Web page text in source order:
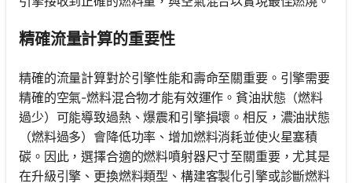
精確流量計算的重要性
精確的流量計算對於引擎性能和壽命至關重要。引擎需要
精確的空氣-燃料混合物才能有效運作。貧油狀態（燃料
過少）可能導致過熱、爆震和引擎損壞。相反，濃油狀態
（燃料過多）會降低功率、增加燃料消耗並使火星塞積
碳。因此，選擇合適的燃料噴射器尺寸至關重要，尤其是
在升級引擎、更換燃料類型、構建客製化引擎或診斷燃料